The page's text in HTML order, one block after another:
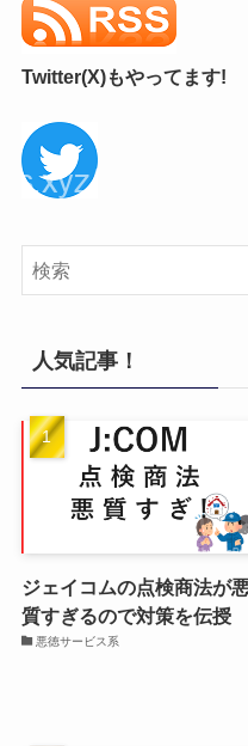
Twitter(X)もやってます!
人気記事！
ジェイコムの点検商法が
質すぎるので対策を伝授
悪徳サービス系